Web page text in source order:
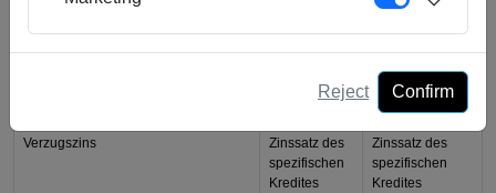
Schalter
anwendbar)
Verzugszins
Zinssatz des
spezifischen
Kredites
Zinssatz des
spezifischen
Kredites
Reject Confirm